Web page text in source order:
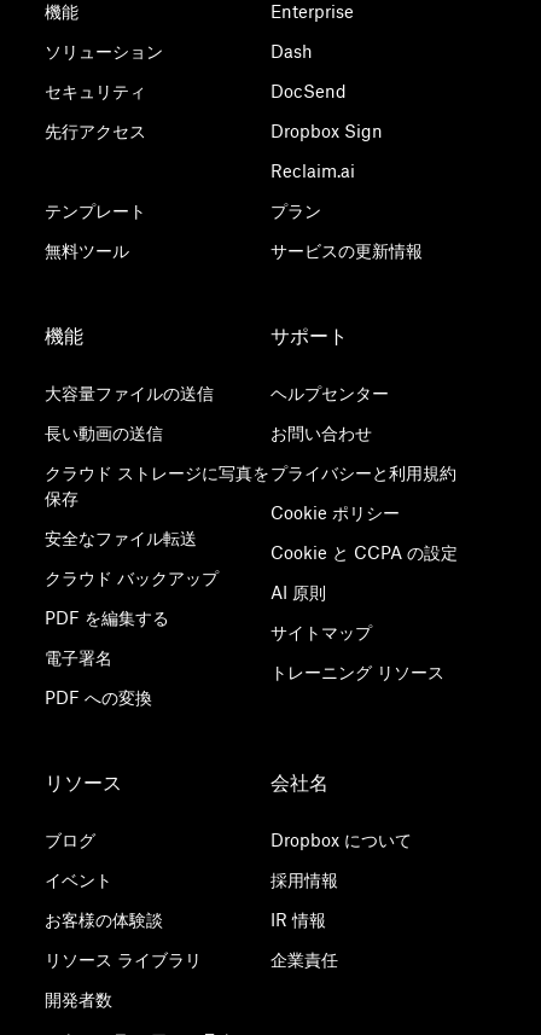
機能
ソリューション
セキュリティ
先行アクセス
テンプレート
無料ツール
Enterprise
Dash
DocSend
Dropbox Sign
Reclaim.ai
プラン
サービスの更新情報
機能
大容量ファイルの送信
長い動画の送信
クラウド ストレージに写真を
保存
安全なファイル転送
クラウド バックアップ
PDF を編集する
電子署名
PDF への変換
サポート
ヘルプセンター
お問い合わせ
プライバシーと利用規約
Cookie ポリシー
Cookie と CCPA の設定
AI 原則
サイトマップ
トレーニング リソース
リソース
ブログ
イベント
お客様の体験談
リソース ライブラリ
開発者数
会社名
Dropbox について
採用情報
IR 情報
企業責任